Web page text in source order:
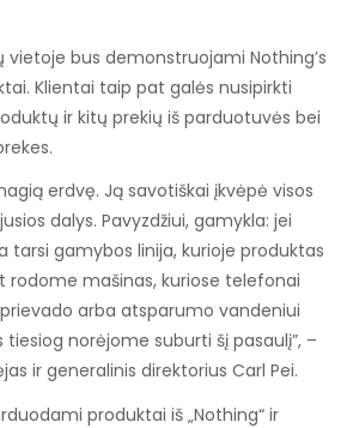
vietoje bus demonstruojami Nothing’s
Klientai taip pat galės nusipirkti
ir kitų prekių iš parduotuvės bei
erdvę. Ją savotiškai įkvėpė visos
dalys. Pavyzdžiui, gamykla: jei
tarsi gamybos linija, kurioje produktas
rodome mašinas, kuriose telefonai
prievado arba atsparumo vandeniui
norėjome suburti šį pasaulį”, –
ir generalinis direktorius Carl Pei.
produktai iš „Nothing“ ir